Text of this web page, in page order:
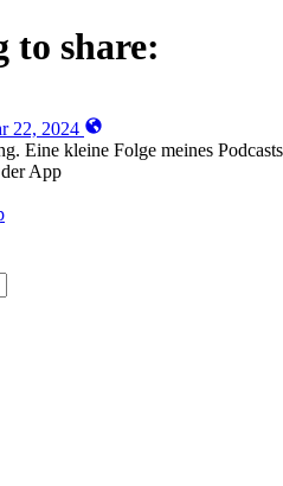
to share:
22, 2024
Eine kleine Folge meines